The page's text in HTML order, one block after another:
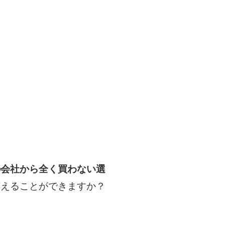
社から全く買わない選
ることができますか？